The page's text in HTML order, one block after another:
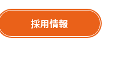
採用情報